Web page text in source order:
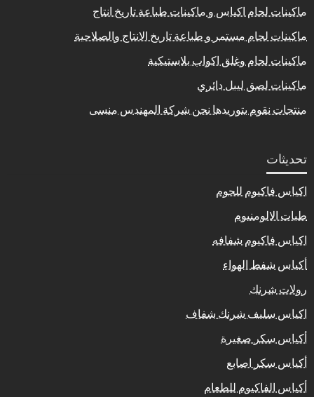
ماكينات لحام اكياس و ماكينات طباعة تاريخ انتاج
ماكينات لحام مستمر و طباعة تاريخ الانتاج والصلاحية
ماكينات لحام وغلق اكواب بلاستيكية
ماكينات لصق ليبل دائري
منتجات نقوم بتوريدها نحن شركة المهندس منسى
تحديثات
اكياس فاكيوم للحوم
طبات الالومنيوم
اكياس فاكيوم شفافه
أكياس شفط الهواء
رولات شرنك
اكياس سليف شرنك شفاف
أكياس سكر صغيرة
أكياس سكر اصابع
أكياس الفاكيوم للطعام